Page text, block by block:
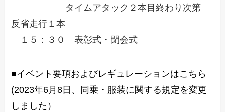
タイムアタック２本目終わり次第
反省走行１本
１５：３０ 表彰式・閉会式
■イベント要項およびレギュレーションはこちら
(2023年6月8日、同乗・服装に関する規定を変更
しました）